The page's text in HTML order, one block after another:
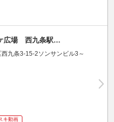
広場 西九条駅…
九条3-15-2ソンサンビル3～
キ動画